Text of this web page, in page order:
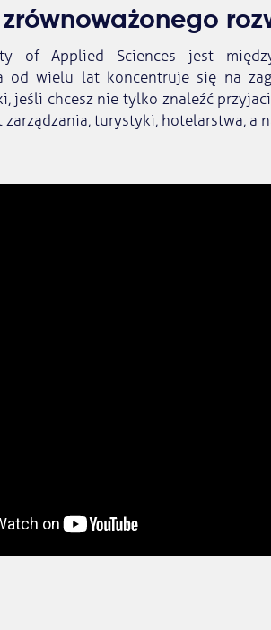
of Applied Sciences jest
od wielu lat koncentruje się na
jeśli chcesz nie tylko znaleźć
zarządzania, turystyki, hotelarstwa, a